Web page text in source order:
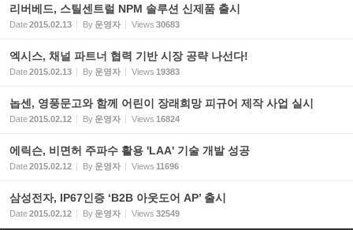
리버베드, 스틸센트럴 NPM 솔루션 신제품 출시
Date2015.02.13 By 운영자 Views 30683
엑시스, 채널 파트너 협력 기반 시장 공략 나선다!
Date2015.02.13 By 운영자 Views 19383
놉센, 영풍문고와 함께 어린이 장래희망 피규어 제작 사업 실시
Date2015.02.12 By 운영자 Views 16824
에릭슨, 비면허 주파수 활용 'LAA' 기술 개발 성공
Date2015.02.12 By 운영자 Views 11696
삼성전자, IP67인증 ‘B2B 아웃도어 AP’ 출시
Date2015.02.12 By 운영자 Views 32549